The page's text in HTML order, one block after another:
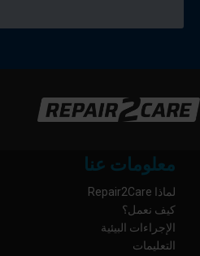
معلومات عنا
لماذا Repair2Care
كيف نعمل؟
الإجراءات البيئية
التعليمات